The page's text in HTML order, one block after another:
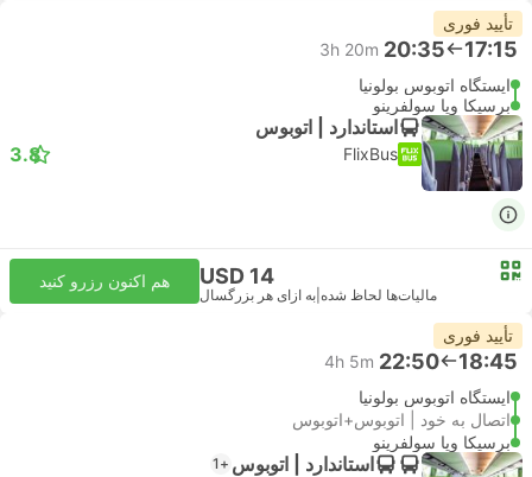
تأیید فوری
17:15
20:35
3h 20m
ایستگاه اتوبوس بولونیا
برسیکا ویا سولفرینو
استاندارد | اتوبوس
FlixBus
3.8
USD 14
مالیات‌ها لحاظ شده به ازای هر بزرگسال
هم اکنون رزرو کنید
تأیید فوری
18:45
22:50
4h 5m
ایستگاه اتوبوس بولونیا
اتصال به خود | اتوبوس+اتوبوس
برسیکا ویا سولفرینو
استاندارد | اتوبوس +1